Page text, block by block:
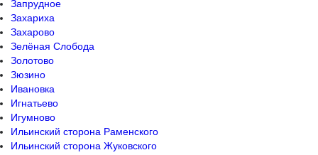
Запрудное
Захариха
Захарово
Зелёная Слобода
Золотово
Зюзино
Ивановка
Игнатьево
Игумново
Ильинский сторона Раменского
Ильинский сторона Жуковского